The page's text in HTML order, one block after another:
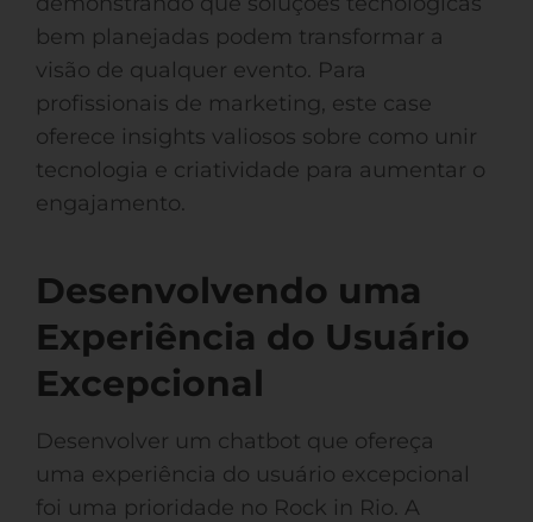
bem planejadas podem transformar a
visão de qualquer evento. Para
profissionais de marketing, este case
oferece insights valiosos sobre como unir
tecnologia e criatividade para aumentar o
engajamento.
Desenvolvendo uma
Experiência do Usuário
Excepcional
Desenvolver um chatbot que ofereça
uma experiência do usuário excepcional
foi uma prioridade no Rock in Rio. A